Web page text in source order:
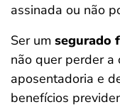
assinada ou não
Ser um segurado
não quer perder a
aposentadoria e
benefícios